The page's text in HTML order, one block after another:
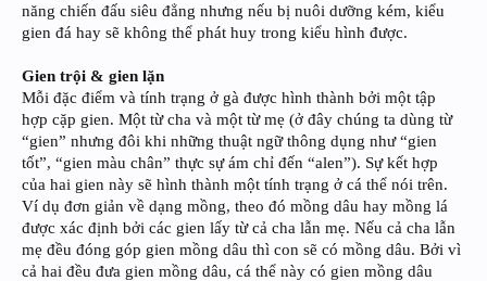
năng chiến đấu siêu đẳng nhưng nếu bị nuôi dưỡng kém, kiểu
gien đá hay sẽ không thể phát huy trong kiểu hình được.
Gien trội & gien lặn
Mỗi đặc điểm và tính trạng ở gà được hình thành bởi một tập
hợp cặp gien. Một từ cha và một từ mẹ (ở đây chúng ta dùng từ
“gien” nhưng đôi khi những thuật ngữ thông dụng như “gien
tốt”, “gien màu chân” thực sự ám chỉ đến “alen”). Sự kết hợp
của hai gien này sẽ hình thành một tính trạng ở cá thể nói trên.
Ví dụ đơn giản về dạng mồng, theo đó mồng dâu hay mồng lá
được xác định bởi các gien lấy từ cả cha lẫn mẹ. Nếu cả cha lẫn
mẹ đều đóng góp gien mồng dâu thì con sẽ có mồng dâu. Bởi vì
cả hai đều đưa gien mồng dâu, cá thể này có gien mồng dâu